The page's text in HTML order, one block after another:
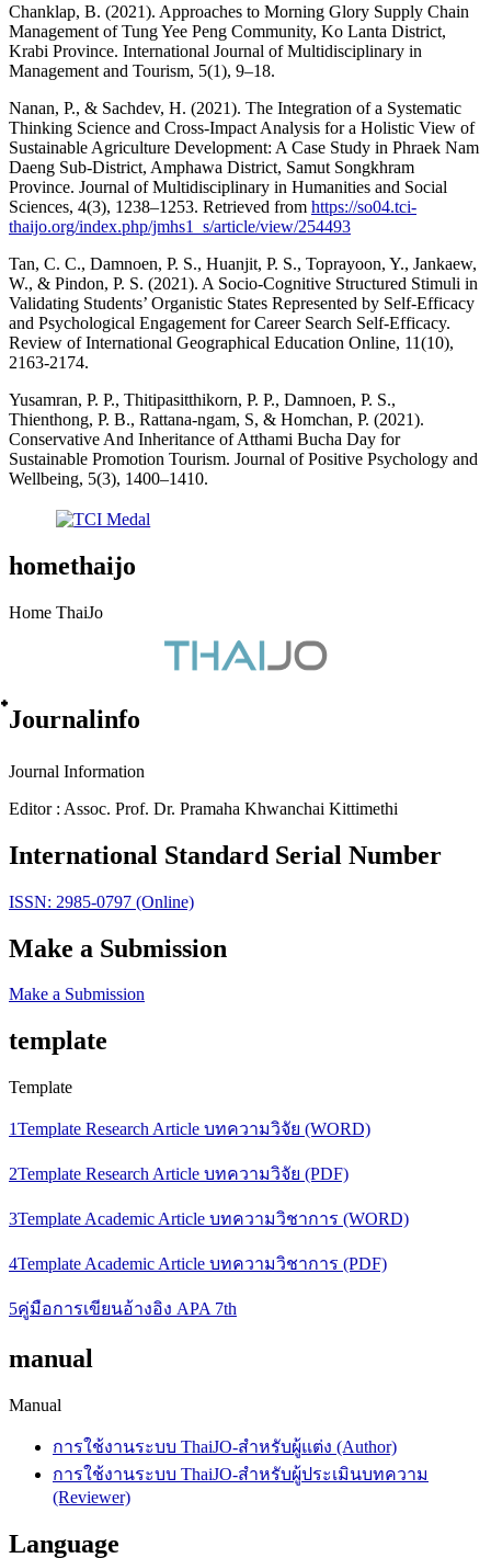
Chanklap, B. (2021). Approaches to Morning Glory Supply Chain
Management of Tung Yee Peng Community, Ko Lanta District,
Krabi Province. International Journal of Multidisciplinary in
Management and Tourism, 5(1), 9–18.
Nanan, P., & Sachdev, H. (2021). The Integration of a Systematic
Thinking Science and Cross-Impact Analysis for a Holistic View of
Sustainable Agriculture Development: A Case Study in Phraek Nam
Daeng Sub-District, Amphawa District, Samut Songkhram
Province. Journal of Multidisciplinary in Humanities and Social
Sciences, 4(3), 1238–1253. Retrieved from https://so04.tci-
thaijo.org/index.php/jmhs1_s/article/view/254493
Tan, C. C., Damnoen, P. S., Huanjit, P. S., Toprayoon, Y., Jankaew,
W., & Pindon, P. S. (2021). A Socio-Cognitive Structured Stimuli in
Validating Students’ Organistic States Represented by Self-Efficacy
and Psychological Engagement for Career Search Self-Efficacy.
Review of International Geographical Education Online, 11(10),
2163-2174.
Yusamran, P. P., Thitipasitthikorn, P. P., Damnoen, P. S.,
Thienthong, P. B., Rattana-ngam, S, & Homchan, P. (2021).
Conservative And Inheritance of Atthami Bucha Day for
Sustainable Promotion Tourism. Journal of Positive Psychology and
Wellbeing, 5(3), 1400–1410.
homethaijo
Home ThaiJo
๋Journalinfo
Journal Information
Editor : Assoc. Prof. Dr. Pramaha Khwanchai Kittimethi
International Standard Serial Number
ISSN: 2985-0797 (Online)
Make a Submission
Make a Submission
template
Template
1Template Research Article บทความวิจัย (WORD)
2Template Research Article บทความวิจัย (PDF)
3Template Academic Article บทความวิชาการ (WORD)
4Template Academic Article บทความวิชาการ (PDF)
5คู่มือการเขียนอ้างอิง APA 7th
manual
Manual
การใช้งานระบบ ThaiJO-สำหรับผู้แต่ง (Author)
การใช้งานระบบ ThaiJO-สำหรับผู้ประเมินบทความ
(Reviewer)
Language